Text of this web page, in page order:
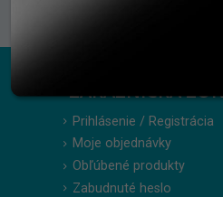
ZÁKAZNÍCKA
Prihlásenie / Registrácia
Moje objednávky
Obľúbené produkty
Zabudnuté heslo